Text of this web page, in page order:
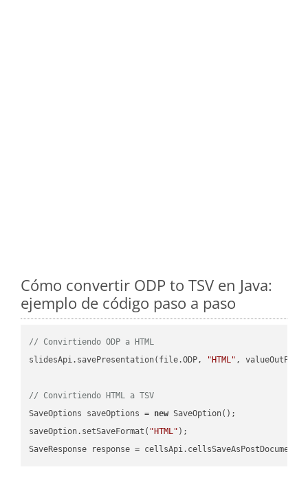
Cómo convertir ODP to TSV en Java:
ejemplo de código paso a paso
// Convirtiendo ODP a HTML
slidesApi.savePresentation(file.ODP,
"HTML" ,
// Convirtiendo HTML a TSV
SaveOptions saveOptions = new SaveOption();
saveOption.setSaveFormat( "HTML" );
SaveResponse response =